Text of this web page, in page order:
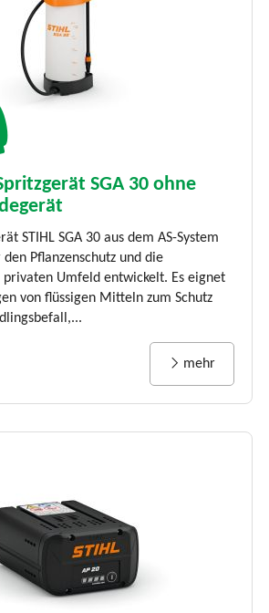
SGA 30 ohne
STIHL SGA 30 aus dem AS-System
Pflanzenschutz und die
privaten Umfeld entwickelt. Es eignet
von flüssigen Mitteln zum Schutz
mehr